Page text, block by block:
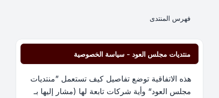
فهرس المنتدى
منتديات مجلس العود - سياسة الخصوصية
هذه الاتفاقية توضع تفاصيل كيف تستعمل ”منتديات
مجلس العود“ وأية شركات تابعة لها (مشار إليها بـ